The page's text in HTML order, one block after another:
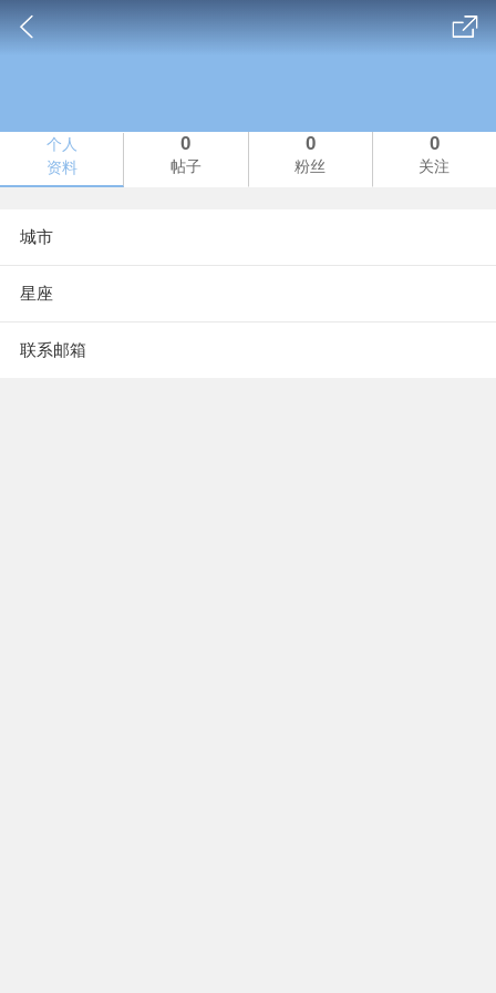
个人
资料
0
帖子
0
粉丝
0
关注
城市
星座
联系邮箱